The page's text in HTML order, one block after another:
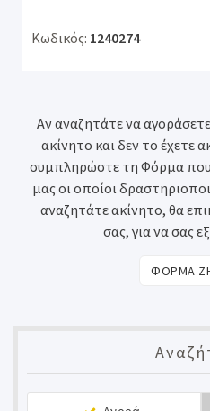
Κωδικός: 1240274
Αν αναζητάτε να
ακίνητο και δεν το έχετε
συμπληρώστε τη Φόρμα που
μας οι οποίοι
αναζητάτε ακίνητο, θα
σας, για να σας
ΦΟΡΜΑ